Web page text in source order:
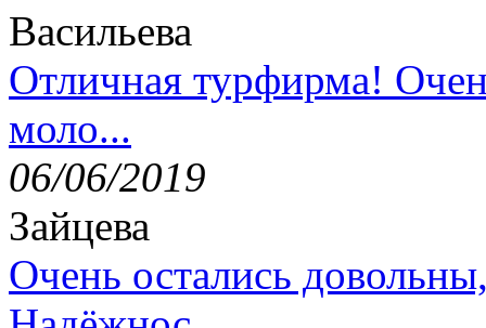
Васильева
Отличная турфирма!
моло...
06/06/2019
Зайцева
Очень остались